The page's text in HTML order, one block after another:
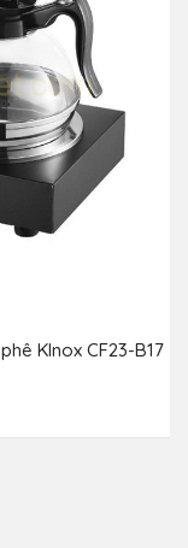
Klnox CF23-B17